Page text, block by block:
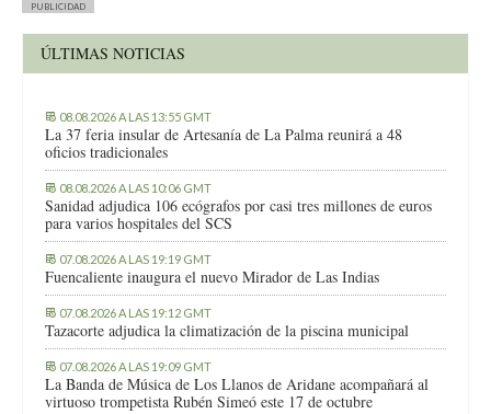
PUBLICIDAD
ÚLTIMAS NOTICIAS
08.08.2026 A LAS 13:55 GMT
La 37 feria insular de Artesanía de La Palma reunirá a 48
oficios tradicionales
08.08.2026 A LAS 10:06 GMT
Sanidad adjudica 106 ecógrafos por casi tres millones de euros
para varios hospitales del SCS
07.08.2026 A LAS 19:19 GMT
Fuencaliente inaugura el nuevo Mirador de Las Indias
07.08.2026 A LAS 19:12 GMT
Tazacorte adjudica la climatización de la piscina municipal
07.08.2026 A LAS 19:09 GMT
La Banda de Música de Los Llanos de Aridane acompañará al
virtuoso trompetista Rubén Simeó este 17 de octubre